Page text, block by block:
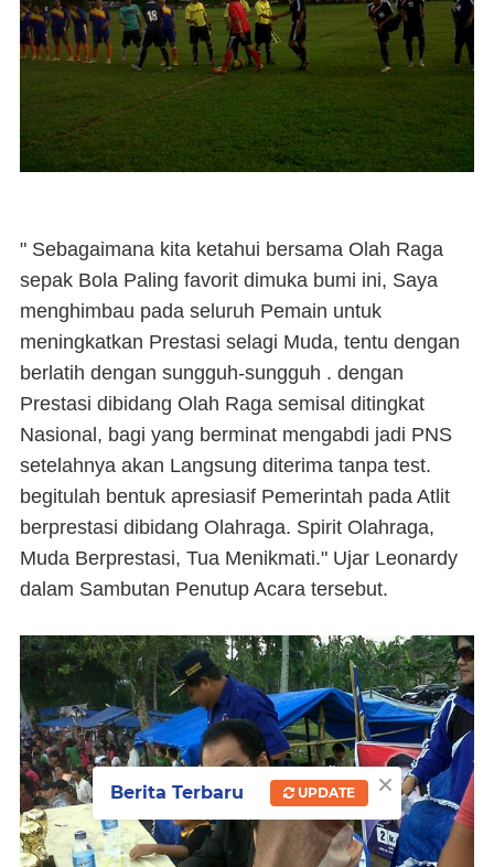
" Sebagaimana kita ketahui bersama Olah Raga
sepak Bola Paling favorit dimuka bumi ini, Saya
menghimbau pada seluruh Pemain untuk
meningkatkan Prestasi selagi Muda, tentu dengan
berlatih dengan sungguh-sungguh . dengan
Prestasi dibidang Olah Raga semisal ditingkat
Nasional, bagi yang berminat mengabdi jadi PNS
setelahnya akan Langsung diterima tanpa test.
begitulah bentuk apresiasif Pemerintah pada Atlit
berprestasi dibidang Olahraga. Spirit Olahraga,
Muda Berprestasi, Tua Menikmati." Ujar Leonardy
dalam Sambutan Penutup Acara tersebut.
×
Berita Terbaru UPDATE